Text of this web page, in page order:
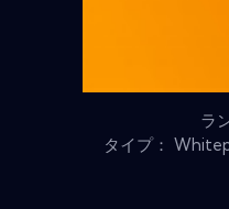
ラ
タイプ：